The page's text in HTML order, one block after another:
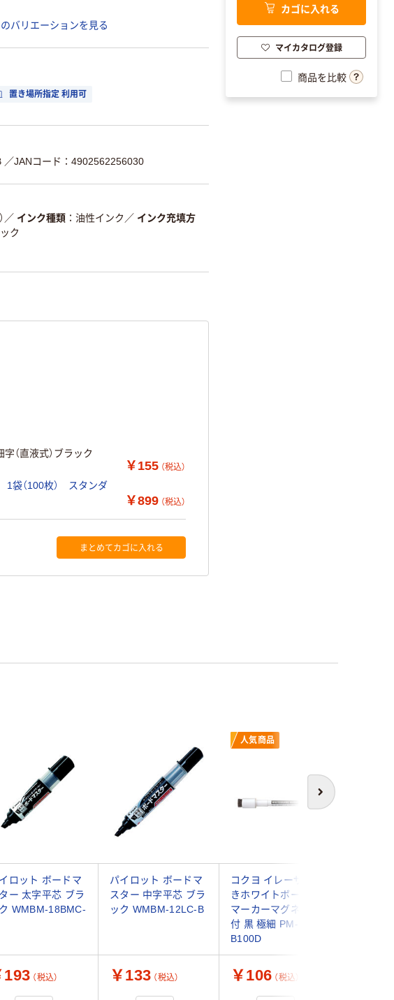
バリエーションを見る
置き場所指定 利用可
／JANコード：4902562256030
／ インク種類 油性インク ／ インク充填方
ク
（直液式）ブラック
￥155 （税込）
（100枚） スタンダ
￥899 （税込）
まとめてカゴに入れる
カゴに入れる
マイカタログ登録
商品を比較
次へ
人気商品
ロット ボードマ
ー 太字平芯 ブラ
WMBM-18BMC-
パイロット ボードマ
スター 中字平芯 ブラ
ック WMBM-12LC-B
コクヨ イレーザー付
きホワイトボード用
マーカーマグネット
付 黒 極細 PM-
B100D
193 （税込） ￥133 （税込） ￥106 （税込）